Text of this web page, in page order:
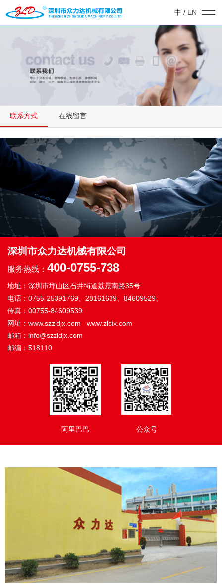
中 / EN
联系方式 在线留言
深圳市众力达机械有限公司
服务热线： 400-0755-738
地址：深圳市坪山区石井街道荔景南路35号
电话：0755-25391769、28161639、84609529、
传真：00755-84609539
网址：www.szzldjx.com www.zldix.com
邮箱：info@szzldjx.com
邮编：518110
阿里巴巴 公众号